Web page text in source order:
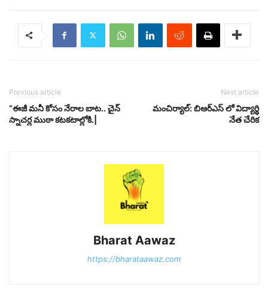
Previous article
“ఈజీ మనీ కోసం నేరాల బాట.. చైన్
స్నాచర్ల ముఠా కటకటాల్లోకి.|
Next article
మంచిర్యాల్: బిఆర్ఎస్ లో విద్యార్థి
నేత చేరిక
Bharat Aawaz
https://bharataawaz.com